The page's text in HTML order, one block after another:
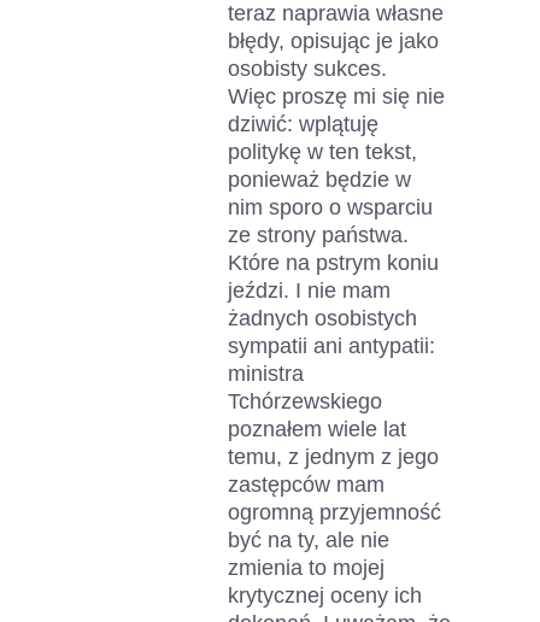
teraz naprawia własne
błędy, opisując je jako
osobisty sukces.
Więc proszę mi się nie
dziwić: wplątuję
politykę w ten tekst,
ponieważ będzie w
nim sporo o wsparciu
ze strony państwa.
Które na pstrym koniu
jeździ. I nie mam
żadnych osobistych
sympatii ani antypatii:
ministra
Tchórzewskiego
poznałem wiele lat
temu, z jednym z jego
zastępców mam
ogromną przyjemność
być na ty, ale nie
zmienia to mojej
krytycznej oceny ich